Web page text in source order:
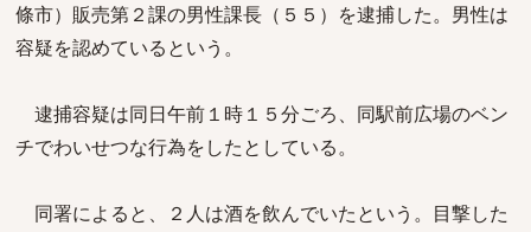
條市）販売第２課の男性課長（５５）を逮捕した。男性は
容疑を認めているという。
逮捕容疑は同日午前１時１５分ごろ、同駅前広場のベン
チでわいせつな行為をしたとしている。
同署によると、２人は酒を飲んでいたという。目撃した